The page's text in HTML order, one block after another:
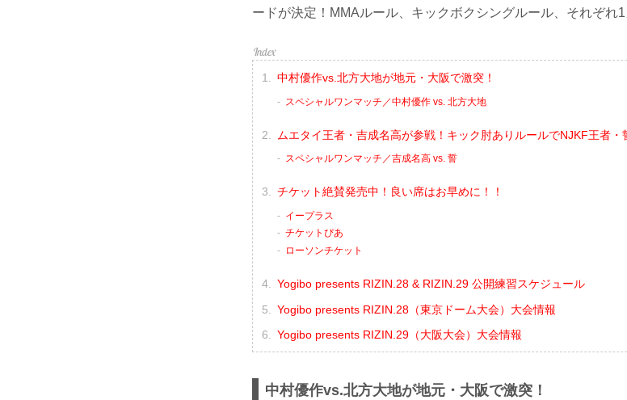
ードが決定！MMAルール、キックボクシングルール、それぞれ
中村優作vs.北方大地が地元・大阪で激突！
スペシャルワンマッチ／中村優作 vs. 北方大地
ムエタイ王者・吉成名高が参戦！キック肘ありルールでNJKF王者・
スペシャルワンマッチ／吉成名高 vs. 誓
チケット絶賛発売中！良い席はお早めに！！
イープラス
チケットぴあ
ローソンチケット
Yogibo presents RIZIN.28 & RIZIN.29 公開練習スケジュール
Yogibo presents RIZIN.28（東京ドーム大会）大会情報
Yogibo presents RIZIN.29（大阪大会）大会情報
中村優作vs.北方大地が地元・大阪で激突！